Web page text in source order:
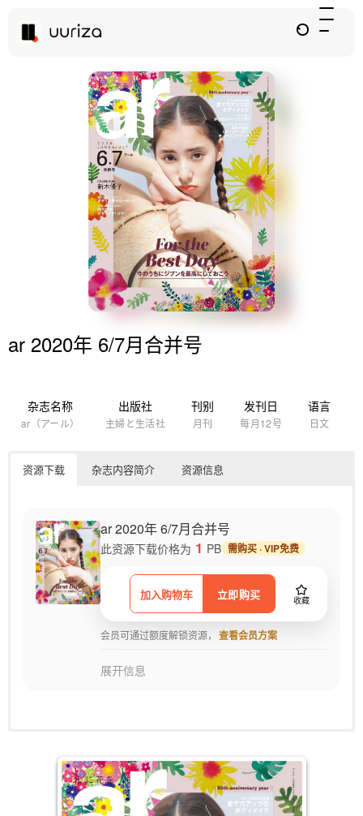
ar 2020年 6/7月合并号
杂志名称
ar（アール）
出版社
主婦と生活社
刊别
月刊
发刊日
每月12号
语言
日文
资源下载 杂志内容简介 资源信息
ar 2020年 6/7月合并号
加入购物车 立即购买 收藏
此资源下载价格为 1 PB 需购买 · VIP免费
会员可通过额度解锁资源， 查看会员方案
展开信息
自己变漂亮的美容美发时尚月刊。每期内容收录将日本最知名人气美
发沙龙店所推荐的设计发型，针对不同年龄、各行各业的俏丽女性们
寻找最适合当季的自我新发型，还提供女性轻松利用几分钟自我DIY